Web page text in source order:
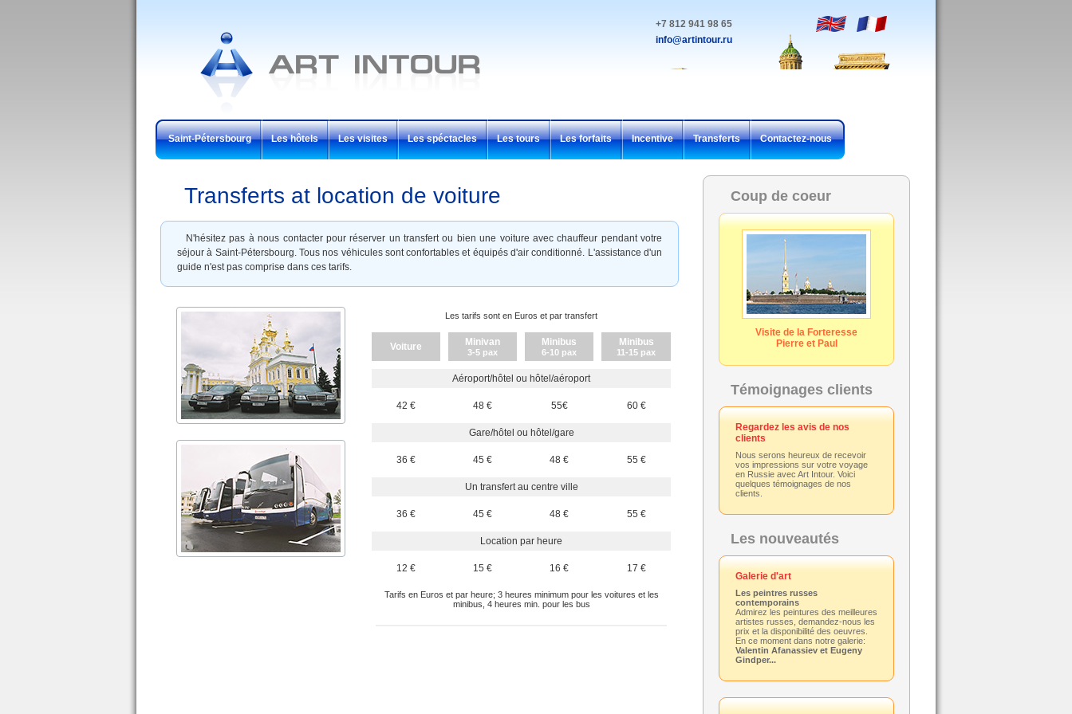
+7 812 941 98 65
info@artintour.ru
Saint-Pétersbourg Les hôtels Les visites Les spéctacles Les tours Les forfaits Incentive Transferts Contactez-nous
Transferts at location de voiture
N'hésitez pas à nous contacter pour réserver un transfert ou bien une voiture avec chauffeur pendant votre
séjour à Saint-Pétersbourg. Tous nos véhicules sont confortables et équipés d'air conditionné. L'assistance d'un
guide n'est pas comprise dans ces tarifs.
Les tarifs sont en Euros et par transfert
Voiture Minivan
3-5 pax
Minibus
6-10 pax
Minibus
11-15 pax
Aéroport/hôtel ou hôtel/aéroport
42 € 48 € 55€ 60 €
Gare/hôtel ou hôtel/gare
36 € 45 € 48 € 55 €
Un transfert au centre ville
36 € 45 € 48 € 55 €
Location par heure
12 € 15 € 16 € 17 €
Tarifs en Euros et par heure; 3 heures minimum pour les voitures et les
minibus, 4 heures min. pour les bus
Coup de coeur
Visite de la Forteresse
Pierre et Paul
Témoignages clients
Regardez les avis de nos
clients
Nous serons heureux de recevoir
vos impressions sur votre voyage
en Russie avec Art Intour. Voici
quelques témoignages de nos
clients.
Les nouveautés
Galerie d'art
Les peintres russes
contemporains
Admirez les peintures des meilleures
artistes russes, demandez-nous les
prix et la disponibilité des oeuvres.
En ce moment dans notre galerie:
Valentin Afanassiev et Eugeny
Gindper...